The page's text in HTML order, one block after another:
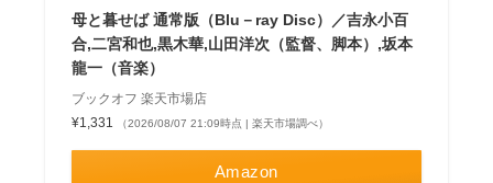
母と暮せば 通常版（Blu－ray Disc）／吉永小百
合,二宮和也,黒木華,山田洋次（監督、脚本）,坂本
龍一（音楽）
ブックオフ 楽天市場店
¥1,331
（2026/08/07 21:09時点 | 楽天市場調べ）
Amazon